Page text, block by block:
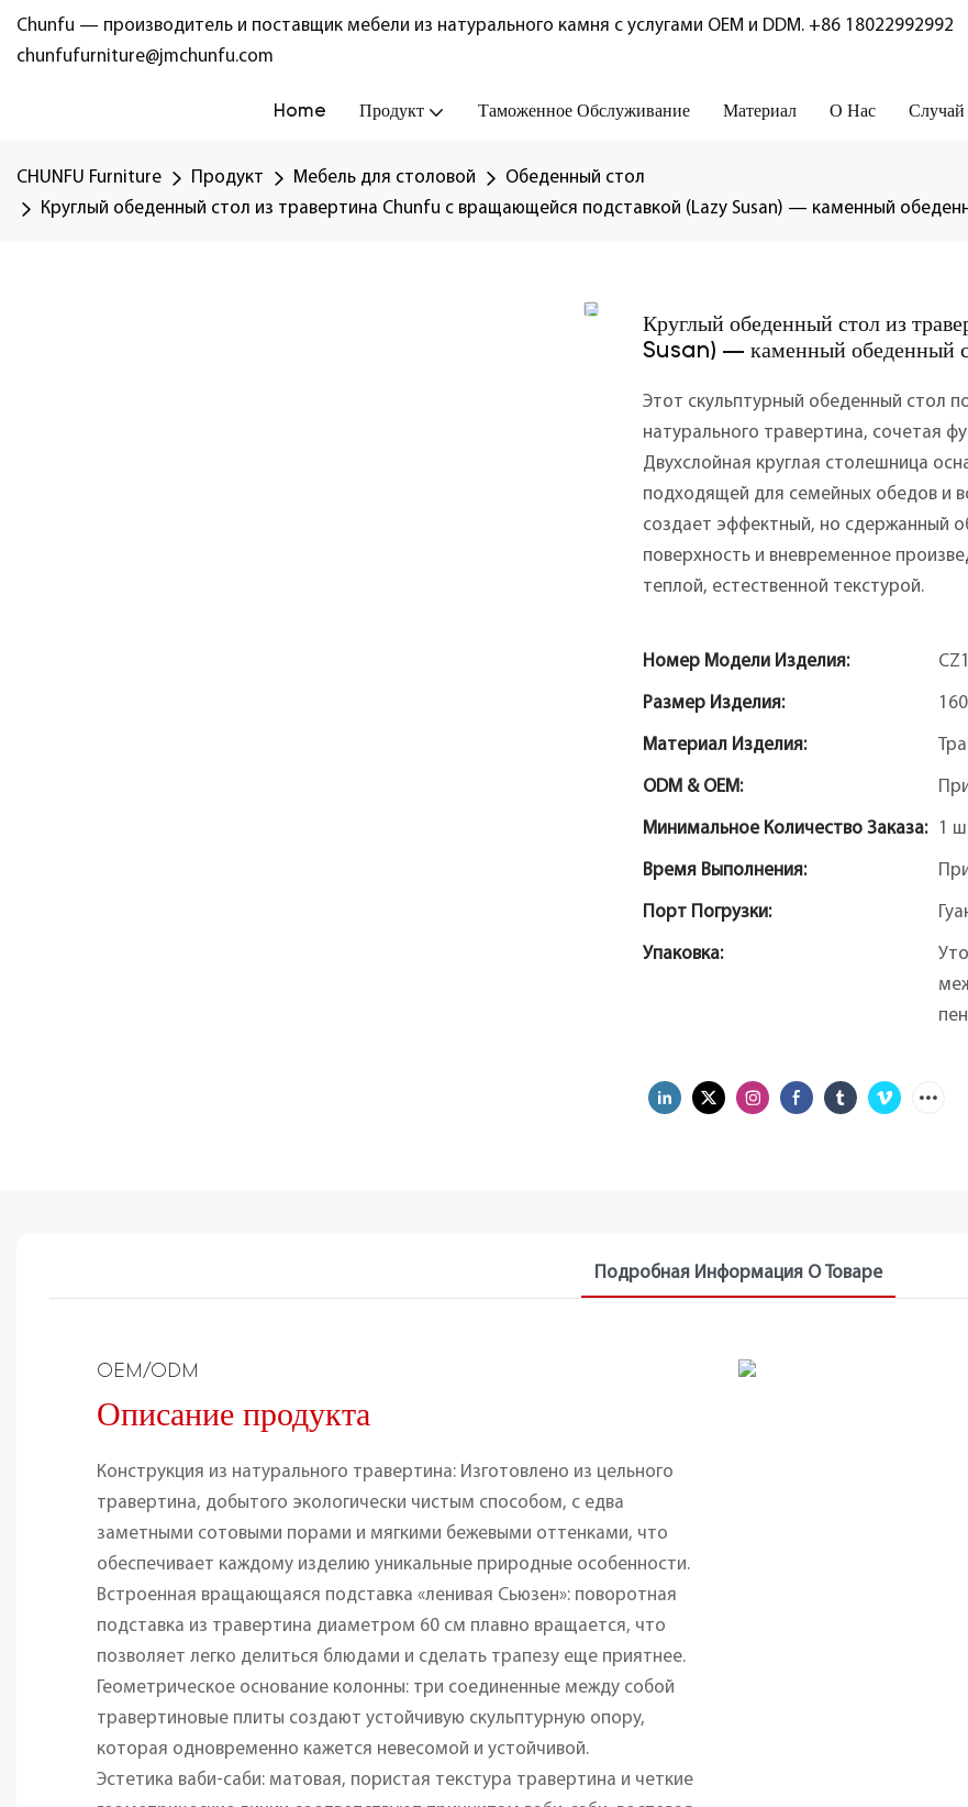
Chunfu — производитель и поставщик мебели из натурального камня с услугами OEM и DDM. +86 18022992992
chunfufurniture@jmchunfu.com
Home Продукт Таможенное Обслуживание Материал О Нас Случай
CHUNFU Furniture Продукт Мебель для столовой
Обеденный стол
Круглый обеденный стол из травертина Chunfu с вращающейся подставкой (Lazy Susan) — каменный
Круглый обеденный стол из
Susan) — каменный обеденный
Этот скульптурный обеденный стол
натурального травертина, сочетая
Двухслойная круглая столешница
подходящей для семейных обедов и
создает эффектный, но сдержанный
поверхность и вневременное
теплой, естественной текстурой.
Номер Модели Изделия:
Размер Изделия:
Материал Изделия:
ODM & OEM:
Минимальное Количество Заказа: 1
Время Выполнения:
Порт Погрузки:
Упаковка:
Подробная Информация О Товаре
OEM/ODM
Описание продукта
Конструкция из натурального травертина: Изготовлено из цельного
травертина, добытого экологически чистым способом, с едва
заметными сотовыми порами и мягкими бежевыми оттенками, что
обеспечивает каждому изделию уникальные природные особенности.
Встроенная вращающаяся подставка «ленивая Сьюзен»: поворотная
подставка из травертина диаметром 60 см плавно вращается, что
позволяет легко делиться блюдами и сделать трапезу еще приятнее.
Геометрическое основание колонны: три соединенные между собой
травертиновые плиты создают устойчивую скульптурную опору,
которая одновременно кажется невесомой и устойчивой.
Эстетика ваби-саби: матовая, пористая текстура травертина и четкие